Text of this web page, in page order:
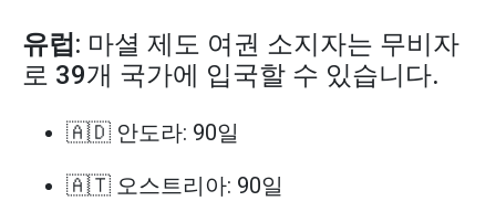
유럽 : 마셜 제도 여권 소지자는 무비자
로 39개 국가에 입국할 수 있습니다.
🇦🇩 안도라: 90일
🇦🇹 오스트리아: 90일